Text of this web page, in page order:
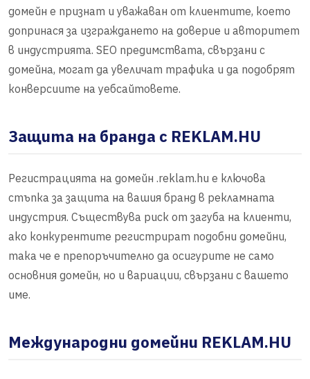
домейн е признат и уважаван от клиентите, което
допринася за изграждането на доверие и авторитет
в индустрията. SEO предимствата, свързани с
домейна, могат да увеличат трафика и да подобрят
конверсиите на уебсайтовете.
Защита на бранда с REKLAM.HU
Регистрацията на домейн .reklam.hu е ключова
стъпка за защита на вашия бранд в рекламната
индустрия. Съществува риск от загуба на клиенти,
ако конкурентите регистрират подобни домейни,
така че е препоръчително да осигурите не само
основния домейн, но и вариации, свързани с вашето
име.
Международни домейни REKLAM.HU